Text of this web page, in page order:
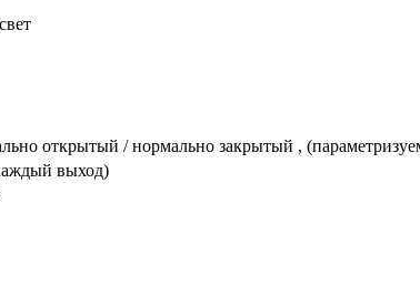
открытый / нормально закрытый ,
выход)